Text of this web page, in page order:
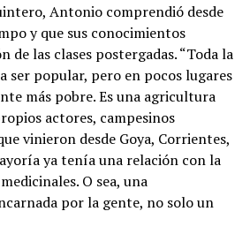
Antonio comprendió desde
y que sus conocimientos
de las clases postergadas. “Toda la
ser popular, pero en pocos lugares
más pobre. Es una agricultura
actores, campesinos
vinieron desde Goya, Corrientes,
ya tenía una relación con la
O sea, una
por la gente, no solo un